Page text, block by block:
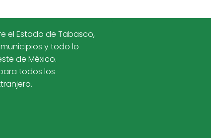
el Estado de Tabasco,
y todo lo
de México.
todos los